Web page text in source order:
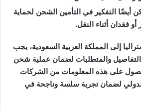
أيضًا التفكير في التأمين الشحن لحماية
فقدان أثناء النقل.
إلى المملكة العربية السعودية، يجب
والمتطلبات لضمان عملية شحن
على هذه المعلومات من الشركات
لضمان تجربة سلسة وناجحة في